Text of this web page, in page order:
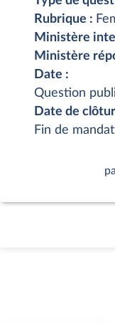
Rubrique :
Ministère
Ministère
Date :
Question
Date de
Fin de mandat